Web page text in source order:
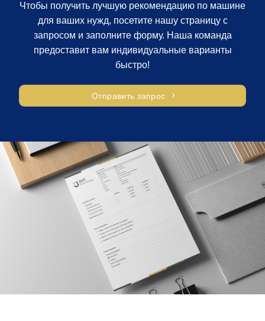
Чтобы получить лучшую рекомендацию по машине
для ваших нужд, посетите нашу страницу с
запросом и заполните форму. Наша команда
предоставит вам индивидуальные варианты
быстро!
Отправить запрос